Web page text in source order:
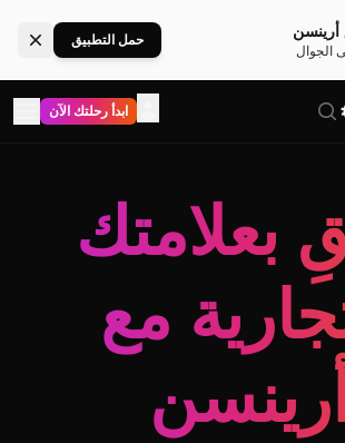
الجوال
حمل التطبيق
ابدأ رحلتك الآن
بعلامتك
مع